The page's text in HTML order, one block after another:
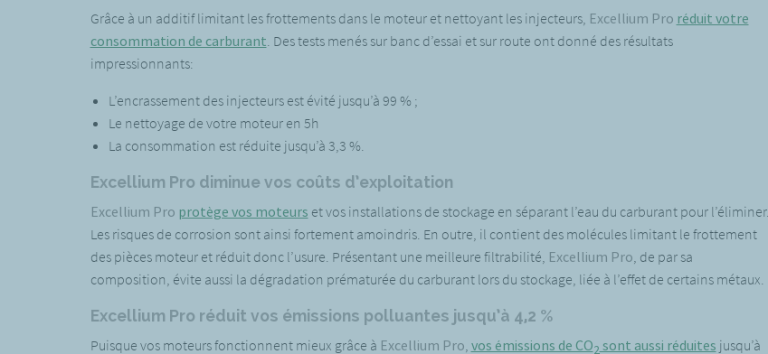
Grâce à un additif limitant les frottements dans le moteur et nettoyant les injecteurs, Excellium Pro réduit votre
consommation de carburant . Des tests menés sur banc d’essai et sur route ont donné des résultats
impressionnants:
L’encrassement des injecteurs est évité jusqu’à 99 % ;
Le nettoyage de votre moteur en 5h
La consommation est réduite jusqu’à 3,3 %.
Excellium Pro diminue vos coûts d’exploitation
Excellium Pro protège vos moteurs et vos installations de stockage en séparant l’eau du carburant pour l’éliminer.
Les risques de corrosion sont ainsi fortement amoindris. En outre, il contient des molécules limitant le frottement
des pièces moteur et réduit donc l’usure. Présentant une meilleure filtrabilité, Excellium Pro , de par sa
composition, évite aussi la dégradation prématurée du carburant lors du stockage, liée à l’effet de certains métaux.
Excellium Pro réduit vos émissions polluantes jusqu’à 4,2 %
Puisque vos moteurs fonctionnent mieux grâce à Excellium Pro vos émissions de CO2 sont aussi réduites jusqu’à